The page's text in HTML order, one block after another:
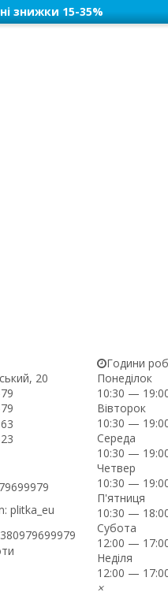
знижки 15-35%
20
plitka_eu
Години
Понеділок
10:30 —
Вівторок
10:30 —
Середа
10:30 —
Четвер
10:30 —
П'ятниця
10:30 —
Субота
12:00 —
Неділя
12:00 —
×